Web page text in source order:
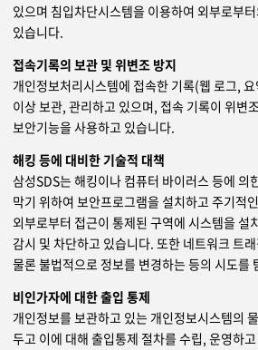
있으며 침입차단시스템을 이용하여 외부로부
있습니다.
접속기록의 보관 및 위변조 방지
개인정보처리시스템에 접속한 기록(웹 로그,
이상 보관, 관리하고 있으며, 접속 기록이 위변
보안기능을 사용하고 있습니다.
해킹 등에 대비한 기술적 대책
삼성SDS는 해킹이나 컴퓨터 바이러스 등에 의
막기 위하여 보안프로그램을 설치하고 주기적
외부로부터 접근이 통제된 구역에 시스템을 설
감시 및 차단하고 있습니다. 또한 네트워크 트
물론 불법적으로 정보를 변경하는 등의 시도를
비인가자에 대한 출입 통제
개인정보를 보관하고 있는 개인정보시스템의
두고 이에 대해 출입통제 절차를 수립, 운영하고